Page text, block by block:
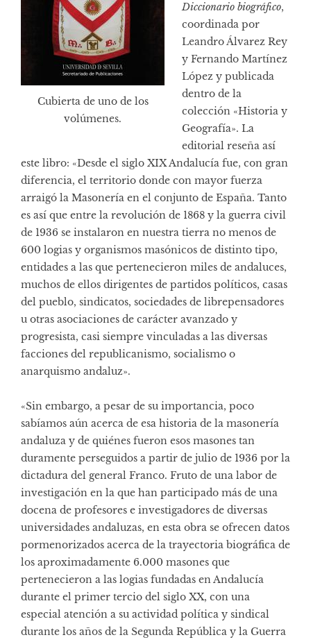
Cubierta de uno de los
volúmenes.
Diccionario biográfico,
coordinada por
Leandro Álvarez Rey
y Fernando Martínez
López y publicada
dentro de la
colección «Historia y
Geografía». La
editorial reseña así
este libro: «Desde el siglo XIX Andalucía fue, con gran
diferencia, el territorio donde con mayor fuerza
arraigó la Masonería en el conjunto de España. Tanto
es así que entre la revolución de 1868 y la guerra civil
de 1936 se instalaron en nuestra tierra no menos de
600 logias y organismos masónicos de distinto tipo,
entidades a las que pertenecieron miles de andaluces,
muchos de ellos dirigentes de partidos políticos, casas
del pueblo, sindicatos, sociedades de librepensadores
u otras asociaciones de carácter avanzado y
progresista, casi siempre vinculadas a las diversas
facciones del republicanismo, socialismo o
anarquismo andaluz».
«Sin embargo, a pesar de su importancia, poco
sabíamos aún acerca de esa historia de la masonería
andaluza y de quiénes fueron esos masones tan
duramente perseguidos a partir de julio de 1936 por la
dictadura del general Franco. Fruto de una labor de
investigación en la que han participado más de una
docena de profesores e investigadores de diversas
universidades andaluzas, en esta obra se ofrecen datos
pormenorizados acerca de la trayectoria biográfica de
los aproximadamente 6.000 masones que
pertenecieron a las logias fundadas en Andalucía
durante el primer tercio del siglo XX, con una
especial atención a su actividad política y sindical
durante los años de la Segunda República y la Guerra